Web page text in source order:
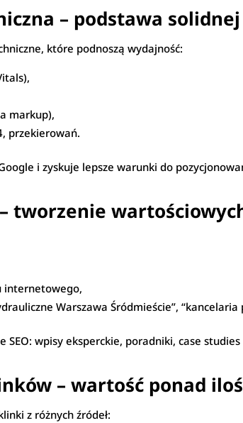
– podstawa
które podnoszą wydajność:
markup),
przekierowań.
i zyskuje lepsze warunki do
tworzenie
internetowego,
Warszawa Śródmieście”, “kancelaria
wpisy eksperckie, poradniki, case
– wartość ponad
z różnych źródeł: